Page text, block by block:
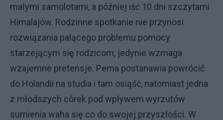
małymi samolotami, a później iść 10 dni szczytami
Himalajów. Rodzinne spotkanie nie przynosi
rozwiązania palącego problemu pomocy
starzejącym się rodzicom, jedynie wzmaga
wzajemne pretensje. Pema postanawia powrócić
do Holandii na studia i tam osiąść, natomiast jedna
z młodszych córek pod wpływem wyrzutów
sumienia waha się co do swojej przyszłości. W